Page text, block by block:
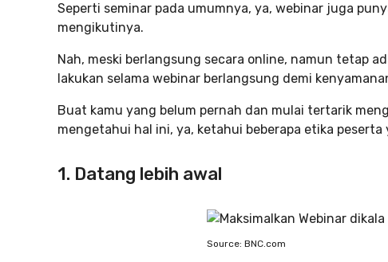
Seperti seminar pada umumnya, ya, webinar juga
mengikutinya.
Nah, meski berlangsung secara online, namun tetap
lakukan selama webinar berlangsung demi
Buat kamu yang belum pernah dan mulai tertarik
mengetahui hal ini, ya, ketahui beberapa etika
1. Datang lebih awal
Source: BNC.com